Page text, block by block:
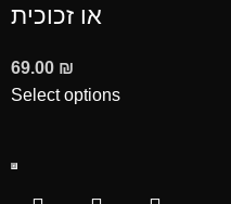
או זכוכית
69.00 ₪
Select options